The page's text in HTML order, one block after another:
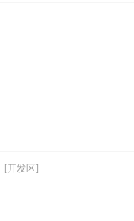
[开发区]